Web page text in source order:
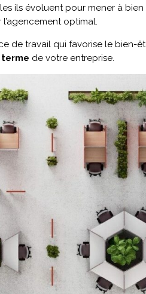
ils évoluent pour mener à
optimal.
de travail qui favorise le bien-
de votre entreprise.